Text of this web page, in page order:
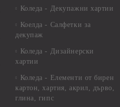
Коледа - Декупажни хартии
Коелда - Салфетки за
декупаж
Коледа - Дизайнерски
хартии
Коледа - Eлементи от бирен
картон, хартия, акрил, дърво,
глина, гипс